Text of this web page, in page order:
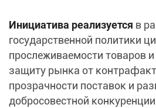
Инициатива реализуется в
государственной политики
прослеживаемости товаров
защиту рынка от
прозрачности поставок и
добросовестной